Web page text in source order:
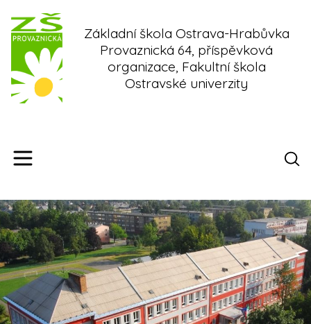
content
Základní škola Ostrava-Hrabůvka
Provaznická 64, příspěvková
organizace, Fakultní škola
Ostravské univerzity